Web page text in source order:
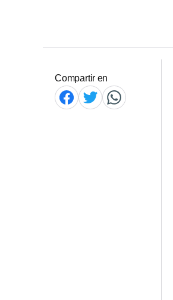
Compartir en